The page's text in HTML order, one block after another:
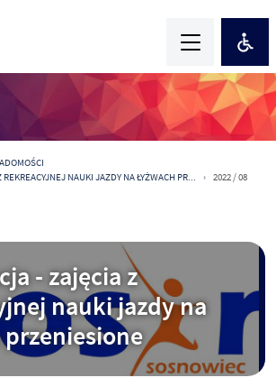
NAUKI JAZDY NA ŁYŻWACH PR...
2022 / 08
- zajęcia z
nauki jazdy na
przeniesione